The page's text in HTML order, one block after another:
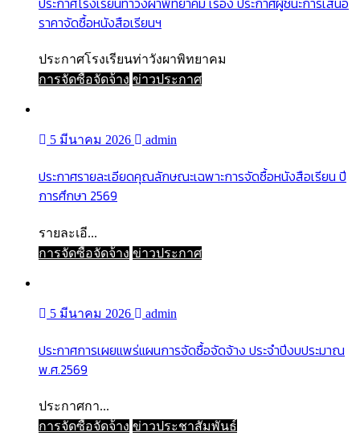
ราคาจัดซื้อหนังสือเรียนฯ
ประกาศโรงเรียนท่าวังผาพิทยาคม
การจัดซื้อจัดจ้าง ข่าวประกาศ
5 มีนาคม 2026 admin
ประกาศรายละเอียดคุณลักษณะเฉพาะการจัดซื้อหนังสือเรียน ปี
การศึกษา 2569
รายละเอี...
การจัดซื้อจัดจ้าง ข่าวประกาศ
5 มีนาคม 2026 admin
ประกาศการเผยแพร่แผนการจัดซื้อจัดจ้าง ประจำปีงบประมาณ
พ.ศ.2569
ประกาศกา...
การจัดซื้อจัดจ้าง ข่าวประชาสัมพันธ์